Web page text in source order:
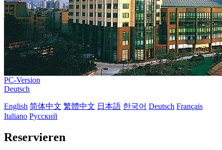
PC-Version
Deutsch
English 简体中文 繁體中文 日本語 한국어 Deutsch Français
Italiano Русский
Reservieren